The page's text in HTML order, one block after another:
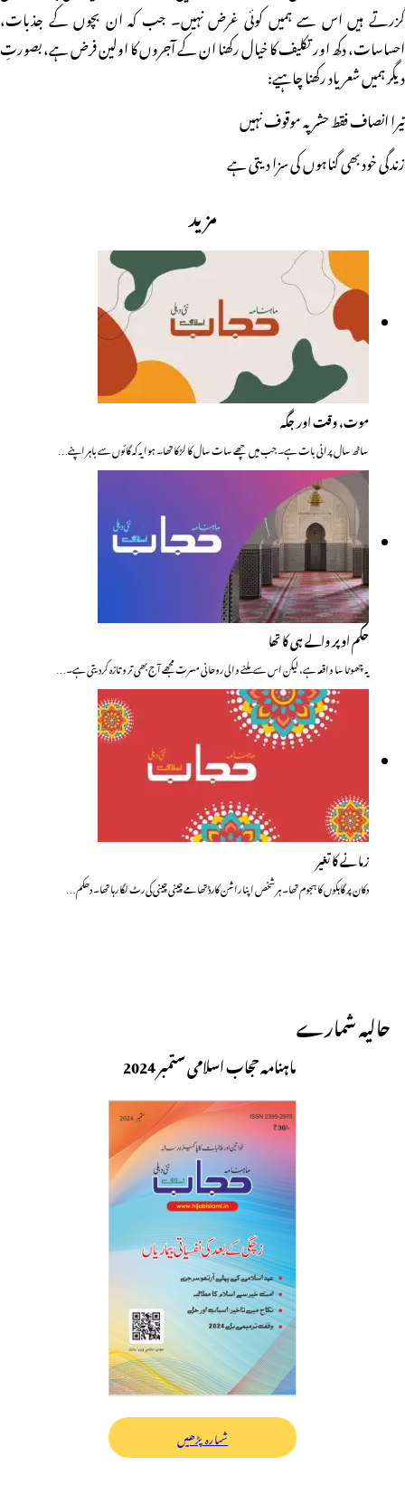
گزرتے ہیں اس سے ہمیں کوئی غرض نہیں۔ جب کہ ان بچوں کے جذبات،
احساسات، دکھ اور تکلیف کا خیال رکھنا ان کے آجروں کا اولین فرض ہے، بصورتِ
دیگر ہمیں شعر یاد رکھنا چاہیے:
تیرا انصاف فقط حشر پہ موقوف نہیں
زندگی خود بھی گناہوں کی سزا دیتی ہے
مزید
موت، وقت اور جگہ
ساٹھ سال پرانی بات ہے۔ جب میں چھے سات سال کا لڑکا تھا۔ ہوا یہ کہ گائوں سے باہر اپنے…
حکم اوپر والے ہی کا تھا
یہ چھوٹا سا واقعہ ہے، لیکن اس سے ملنے والی روحانی مسرت مجھے آج بھی تر و تازہ کردیتی ہے۔…
زمانے کا تغیر
دکان پر گاہکوں کا ہجوم تھا۔ ہر شخص اپنا راشن کارڈ تھامے چینی چینی کی رٹ لگا رہا تھا۔ دھکم…
حالیہ شمارے
ماہنامہ حجاب اسلامی ستمبر 2024
شمارہ پڑھیں